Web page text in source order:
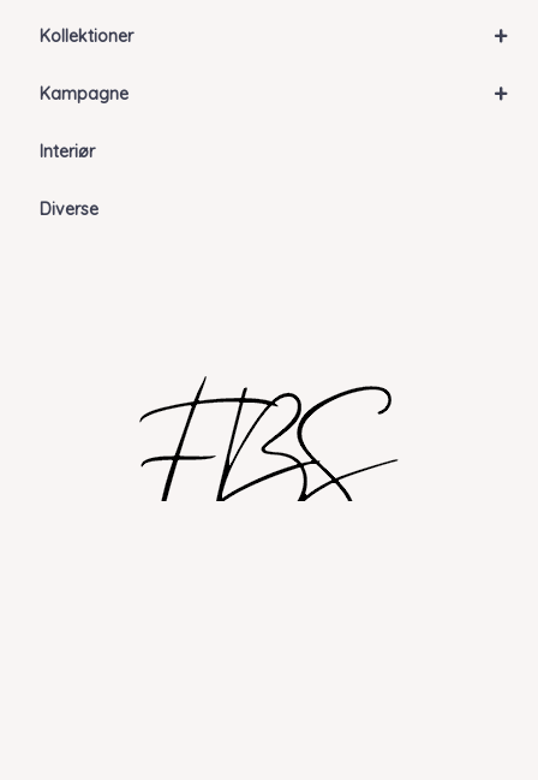
+
Kollektioner
+
Kampagne
Interiør
Diverse